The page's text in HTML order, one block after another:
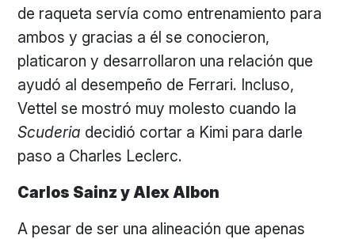
de raqueta servía como entrenamiento para
ambos y gracias a él se conocieron,
platicaron y desarrollaron una relación que
ayudó al desempeño de Ferrari. Incluso,
Vettel se mostró muy molesto cuando la
Scuderia decidió cortar a Kimi para darle
paso a Charles Leclerc.
Carlos Sainz y Alex Albon
A pesar de ser una alineación que apenas